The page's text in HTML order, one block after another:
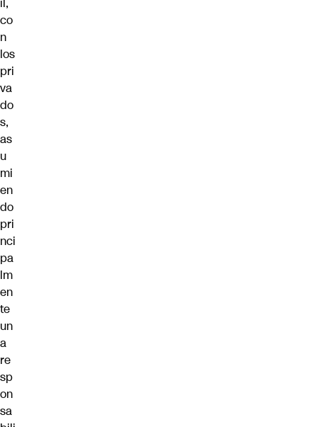
co
n
los
pri
va
do
s,
as
u
mi
en
do
pri
nci
pa
lm
en
te
un
a
re
sp
on
sa